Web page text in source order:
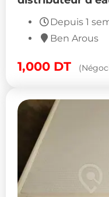
Depuis 1
Ben Arous
1,000 DT